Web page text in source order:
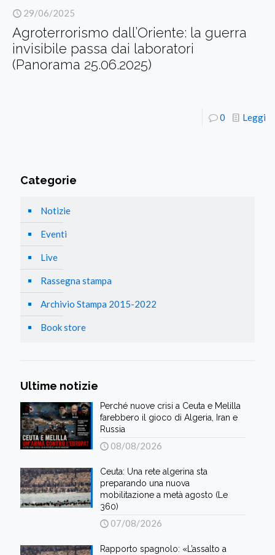
29/06/2025
Agroterrorismo dall’Oriente: la guerra
invisibile passa dai laboratori
(Panorama 25.06.2025)
0 Leggi
Categorie
Notizie
Eventi
Live
Rassegna stampa
Archivio Stampa 2015-2022
Book store
Ultime notizie
Perché nuove crisi a Ceuta e Melilla
farebbero il gioco di Algeria, Iran e
Russia
08/08/2026
Ceuta: Una rete algerina sta
preparando una nuova
mobilitazione a metà agosto (Le
360)
07/08/2026
Rapporto spagnolo: «L’assalto a